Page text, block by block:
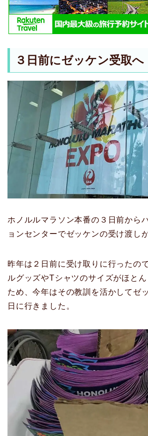
３日前にゼッケン受取へ
ホノルルマラソン本番の３日前から
ョンセンターでゼッケンの受け渡し
昨年は２日前に受け取りに行ったの
ルグッズやTシャツのサイズがほと
ため、今年はその教訓を活かしてゼ
日に行きました。